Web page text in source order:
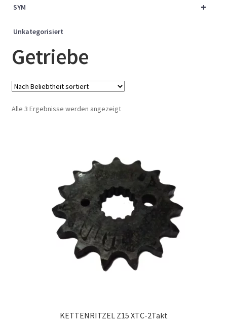
+
SYM
Unkategorisiert
Getriebe
Alle 3 Ergebnisse werden angezeigtNach
KETTENRITZEL Z15 XTC-2Takt